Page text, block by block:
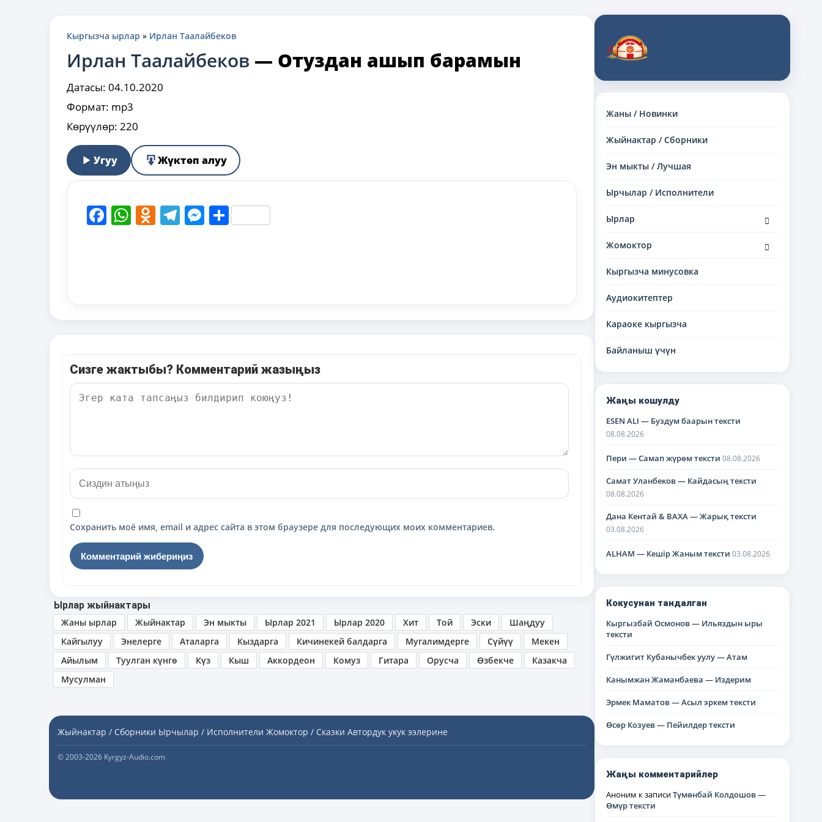
Жаны / Новинки
Жыйнактар / Сборники
Эн мыкты / Лучшая
Ырчылар / Исполнители
Ырлар
дочернее
Жомоктор
дочернее
Кыргызча минусовка
Аудиокитептер
Караоке кыргызча
Байланыш үчүн
Жаңы кошулду
ESEN ALI — Буздум баарын тексти
08.08.2026
Пери — Самап жүрөм тексти 08.08.2026
Самат Уланбеков — Кайдасың тексти
08.08.2026
Дана Кентай & BAXA — Жарық тексти
03.08.2026
ALHAM — Кешір Жаным тексти 03.08.2026
Кокусунан тандалган
Кыргызбай Осмонов — Ильяздын ыры
тексти
Гүлжигит Кубанычбек уулу — Атам
Канымжан Жаманбаева — Издерим
Эрмек Маматов — Асыл эркем тексти
Өсөр Козуев — Пейилдер тексти
Жаңы комментарийлер
Аноним к записиТүмөнбай Колдошов —
Өмүр тексти
Кыргызча ырлар » Ирлан Таалайбеков
Ирлан Таалайбеков — Отуздан ашып барамын
Датасы: 04.10.2020
Формат: mp3
Көрүүлөр: 220
Угуу Жүктөп алуу
Facebook
WhatsApp
Odnoklassniki
Telegram
Messenger
Share
Сизге жактыбы? Комментарий жазыңыз
Сохранить моё имя, email и адрес сайта в этом браузере для последующих моих комментариев.
Ырлар жыйнактары
Жаны ырлар
Жыйнактар Эн мыкты Ырлар 2021 Ырлар 2020 Хит Той Эски
Шаңдуу
Кайгылуу
Энелерге Аталарга Кыздарга Кичинекей балдарга Мугалимдерге Сүйүү
Мекен
Айылым
Туулган күнгө Күз Кыш Аккордеон Комуз Гитара Орусча Өзбекче
Казакча
Мусулман
Жыйнактар / Сборники Ырчылар / Исполнители Жомоктор / Сказки Автордук укук ээлерине
© 2003-2026 Kyrgyz-Audio.com